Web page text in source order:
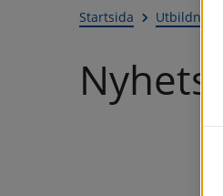
Startsida Utbildning